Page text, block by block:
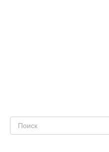
Поиск: